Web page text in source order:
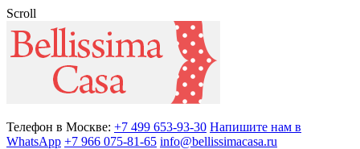
Scroll
Телефон в Москве: +7 499 653-93-30 Напишите нам в
WhatsApp +7 966 075-81-65 info@bellissimacasa.ru